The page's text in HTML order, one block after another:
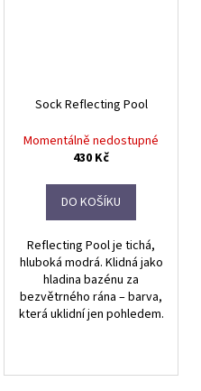
Sock Reflecting Pool
Momentálně nedostupné
430 Kč
DO KOŠÍKU
Reflecting Pool je tichá,
hluboká modrá. Klidná jako
hladina bazénu za
bezvětrného rána – barva,
která uklidní jen pohledem.